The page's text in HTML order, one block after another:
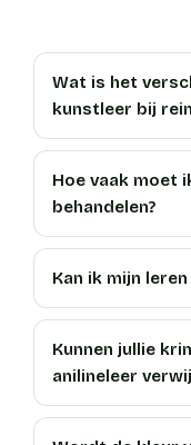
Wat is het
kunstleer bij
Hoe vaak moet
behandelen?
Kan ik mijn
Kunnen jullie
anilineleer